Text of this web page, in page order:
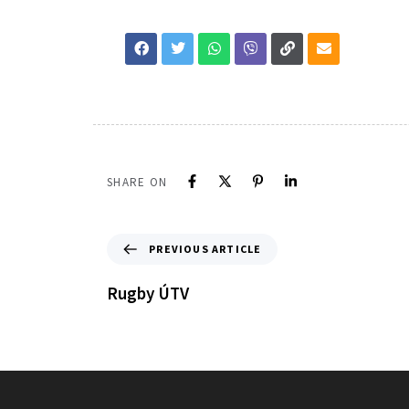
SHARE ON
PREVIOUS ARTICLE
Rugby ÚTV